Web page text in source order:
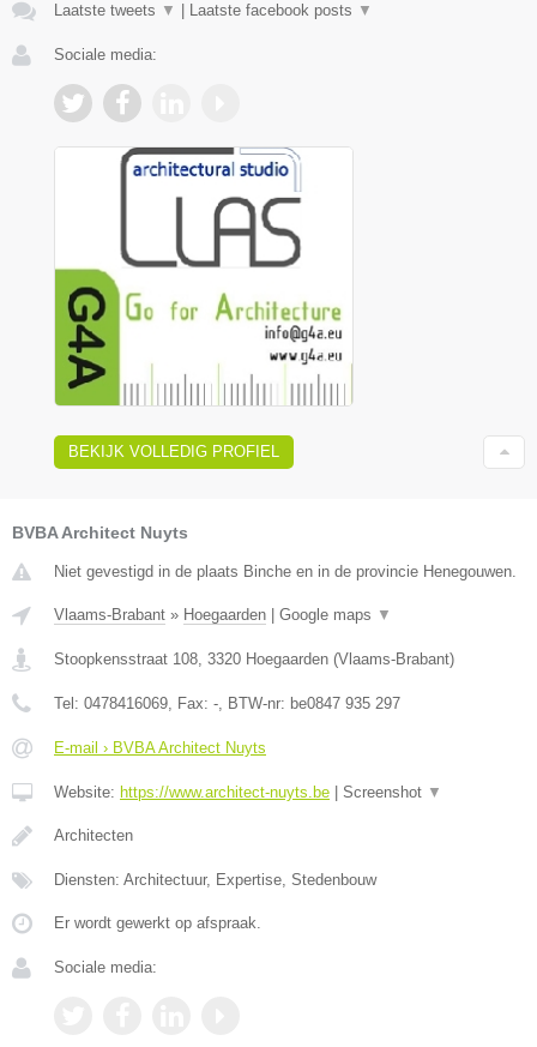
Laatste tweets ▼ Laatste facebook posts ▼
Sociale media:
BEKIJK VOLLEDIG PROFIEL
BVBA Architect Nuyts
Niet gevestigd in de plaats Binche en in de provincie Henegouwen.
Vlaams-Brabant » Hoegaarden | Google maps ▼
Stoopkensstraat 108 3320 Hoegaarden (Vlaams-Brabant)
Tel: 0478416069 , Fax: - , BTW-nr: be0847 935 297
E-mail › BVBA Architect Nuyts
Website: https://www.architect-nuyts.be | Screenshot ▼
Architecten
Diensten: Architectuur, Expertise, Stedenbouw
Er wordt gewerkt op afspraak.
Sociale media: